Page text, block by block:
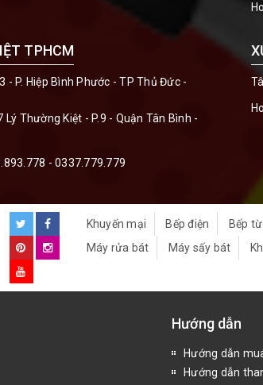
TPHCM
- P. Hiệp Bình Phước - TP Thủ Đức -
Lý Thường Kiệt - P.9 - Quận Tân Bình -
- 0337.779.779
Khuyến mại Bếp điện Bếp từ
Máy rửa bát
Máy sấy bát
Hướng dẫn
Hướng dẫn
Hướng dẫn